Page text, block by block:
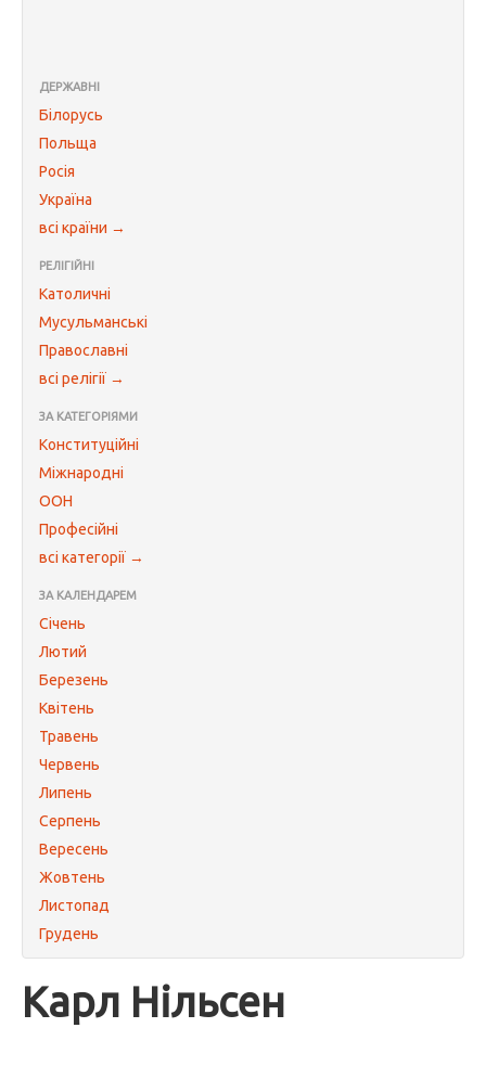
ДЕРЖАВНІ
Білорусь
Польща
Росія
Україна
всі країни →
РЕЛІГІЙНІ
Католичні
Мусульманські
Православні
всі релігії →
ЗА КАТЕГОРІЯМИ
Конституційні
Міжнародні
ООН
Професійні
всі категорії →
ЗА КАЛЕНДАРЕМ
Січень
Лютий
Березень
Квітень
Травень
Червень
Липень
Серпень
Вересень
Жовтень
Листопад
Грудень
Карл Нільсен